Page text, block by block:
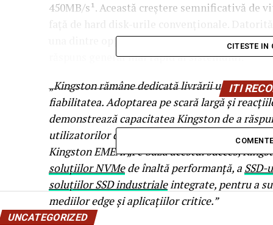
450MB/s¹. Această creștere semnificativă
una dintre opțiunile preferate de
răspuns general mai rapid al sistemului.
„Kingston rămâne dedicată livrării unor
fiabilitatea. Adoptarea pe scară largă și
demonstrează capacitatea Kingston de a
utilizatorilor din zona de stocare”, a declarat
Kingston EMEA. „Pe baza acestui succes,
soluțiilor NVMede înaltă performanță, a
soluțiilor SSD industrialeintegrate, pentru a
mediilor edge și aplicațiilor critice.”
CITESTE IN
ITI
UNCATEGORIZED